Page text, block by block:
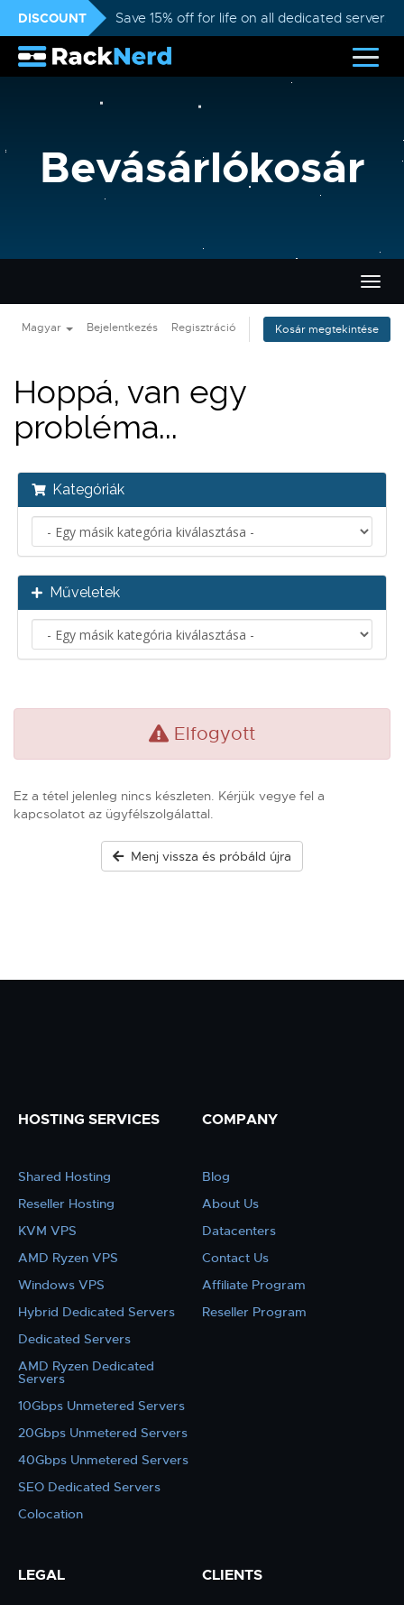
DISCOUNT Save 15% off for life on all dedicated servers
Bevásárlókosár
a
Magyar Bejelentkezés Regisztráció Kosár megtekintése
Hoppá, van egy
probléma...
Kategóriák
Műveletek
Elfogyott
Ez a tétel jelenleg nincs készleten. Kérjük vegye fel a
kapcsolatot az ügyfélszolgálattal.
Menj vissza és próbáld újra
HOSTING SERVICES
Shared Hosting
Reseller Hosting
KVM VPS
AMD Ryzen VPS
Windows VPS
Hybrid Dedicated Servers
Dedicated Servers
AMD Ryzen Dedicated
Servers
10Gbps Unmetered Servers
20Gbps Unmetered Servers
40Gbps Unmetered Servers
SEO Dedicated Servers
Colocation
COMPANY
Blog
About Us
Datacenters
Contact Us
Affiliate Program
Reseller Program
LEGAL CLIENTS